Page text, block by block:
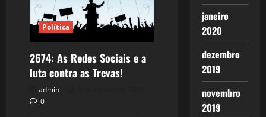
Política
2674: As Redes Sociais e a
luta contra as Trevas!
admin
0
janeiro
2020
dezembro
2019
novembro
2019